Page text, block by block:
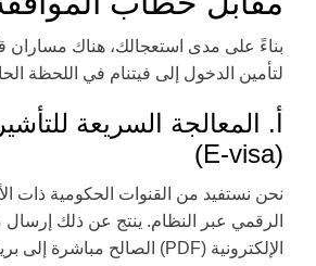
بناءً على مدى استعجالك، هناك مساران
لتأمين الدخول إلى فيتنام في اللحظة
أ. المعالجة السريعة
(E-visa)
نحن نستفيد من القنوات الحكومية ذات
الرقمي عبر النظام. ينتج عن ذلك إرسال
الإلكترونية (PDF) الصالح مباشرة إلى بريدك الإلكتروني.